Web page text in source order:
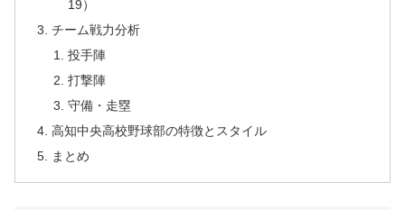
19）
チーム戦力分析
投手陣
打撃陣
守備・走塁
高知中央高校野球部の特徴とスタイル
まとめ